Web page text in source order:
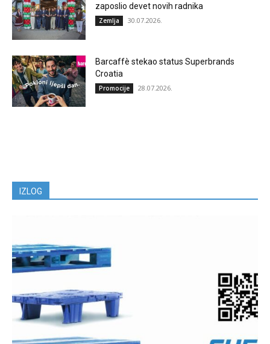
zaposlio devet novih radnika
Zemlja 30.07.2026.
Barcaffè stekao status Superbrands
Croatia
Promocije 28.07.2026.
IZLOG